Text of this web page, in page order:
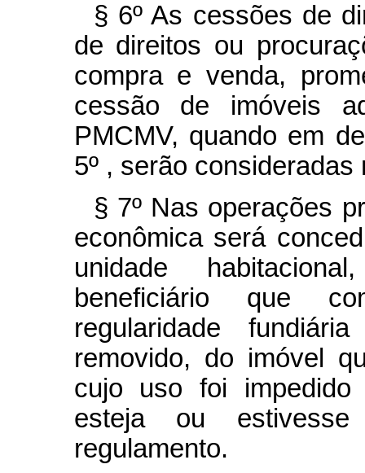
§ 6º As cessões de
de direitos ou
compra e venda,
cessão de imóveis
PMCMV, quando em
5º , serão consideradas
§ 7º Nas operações
econômica será
unidade
beneficiário que
regularidade
removido, do imóvel
cujo uso foi impedido
esteja ou
regulamento.